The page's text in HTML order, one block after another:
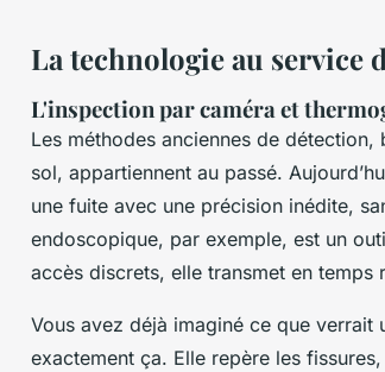
La technologie au service
L'inspection par caméra et
Les méthodes anciennes de
sol, appartiennent au passé.
une fuite avec une précision inédite,
endoscopique, par exemple, est un
accès discrets, elle transmet en temps
Vous avez déjà imaginé ce que verrait
exactement ça. Elle repère les